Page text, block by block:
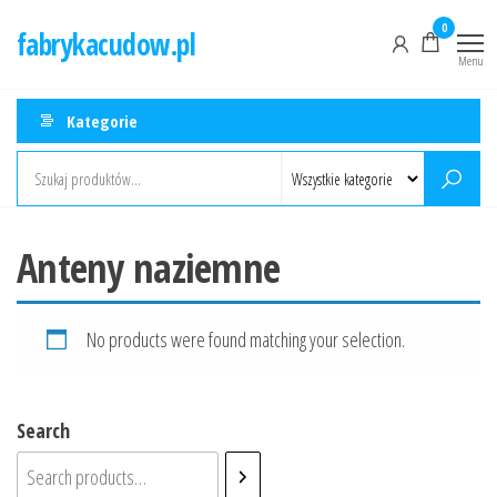
fabrykacudow.pl 0
Menu
Kategorie
Anteny naziemne
No products were found matching your selection.
Search